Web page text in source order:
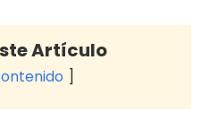
Artículo